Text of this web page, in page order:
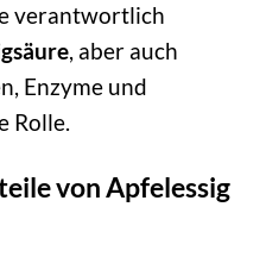
verantwortlich
, aber auch
Enzyme und
Rolle.
von Apfelessig